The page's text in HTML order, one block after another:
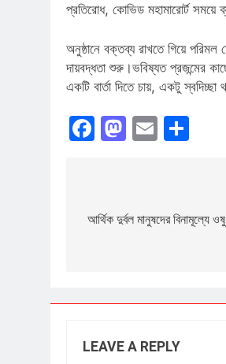
প্রতিরোধ, কোভিড মহামারোর্ট সময়ে
অনুষ্ঠানে বক্তব্য রাখতে গিয়ে
দায়বদ্ধতা শুরু।ভবিষ্যত প্রজন্মের
একটি বার্তা দিতে চায়, একটু
Facebook
Email
navigation
আর্থিক দুর্বল মানুষদের বিনামূল্যে
LEAVE A REPLY